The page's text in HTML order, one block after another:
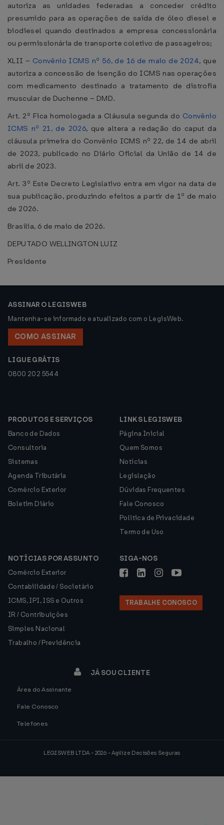
autoriza as unidades federadas a conceder crédito
presumido para as operações de saída de óleo diesel e
biodiesel quando destinados a empresa concessionária
ou permissionária de transporte coletivo de passageiros;
XLII – Convênio ICMS nº 56, de 16 de maio de 2024, que
autoriza a concessão de isenção do ICMS nas operações
com medicamento destinado a tratamento de distrofia
muscular de Duchenne – DMD.
Art. 2º Fica homologada a Cláusula segunda do Convênio
ICMS nº 21, de 2026, que altera a redação do caput da
cláusula primeira do Convênio ICMS nº 22, de 14 de abril
de 2023, publicado no Diário Oficial da União de 14 de
abril de 2023.
Art. 3º Este Decreto Legislativo entra em vigor na data de
sua publicação, produzindo efeitos a partir de 1º de maio
de 2026.
Brasília, 6 de maio de 2026.
DEPUTADO WELLINGTON LUIZ
Presidente
ASSINAR O LEGISWEB
Mantenha-se informado e atualizado com o LegisWeb.
COMO ASSINAR
LIGUE GRÁTIS
0800 202 5544
PRODUTOS E SERVIÇOS
Banco de Dados
Consultoria
Sistemas
Agenda Tributária
Comércio Exterior
Boletim Diário
LINKS LEGISWEB
Página Inicial
Quem Somos
Notícias
Legislação
Dúvidas Frequentes
Fale Conosco
Política de Privacidade
Termo de Uso
NOTÍCIAS POR ASSUNTO
Comércio Exterior
Contabilidade / Societário
ICMS, IPI, ISS e Outros
IR / Contribuições
Simples Nacional
Trabalho / Previdência
SIGA-NOS
TRABALHE CONOSCO
JÁ SOU CLIENTE
Área do Assinante
Fale Conosco
Telefones
LEGISWEB LTDA - 2026 - Agilize Decisões Seguras